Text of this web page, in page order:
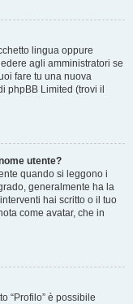
lingua oppure
agli amministratori se
fare tu una nuova
phpBB Limited (trovi il
utente?
quando si leggono i
generalmente ha la
hai scritto o il tuo
come avatar, che in
“Profilo” è possibile